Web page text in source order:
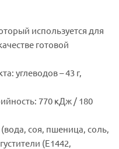
используется для
готовой
углеводов – 43 г,
770 кДж / 180
соя, пшеница, соль,
(Е1442,